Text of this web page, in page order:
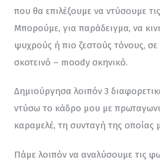
που θα επιλέξουμε να ντύσουμε
Μπορούμε, για παράδειγμα, να
ψυχρούς ή πιο ζεστούς τόνους, σε
σκοτεινό – moody σκηνικό.
Δημιούργησα λοιπόν 3
ντύσω το κάδρο μου με
καραμελέ, τη συνταγή της οποίας
Πάμε λοιπόν να αναλύσουμε τις